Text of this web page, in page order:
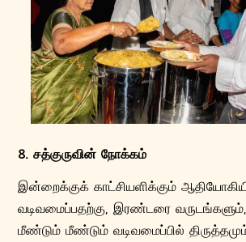
8. சத்குருவின் நோக்கம்
இன்றைக்குக் காட்சியளிக்கும்
வடிவமைப்பதற்கு, இரண்டரை
மீண்டும் மீண்டும் வடிவமைப்பில்